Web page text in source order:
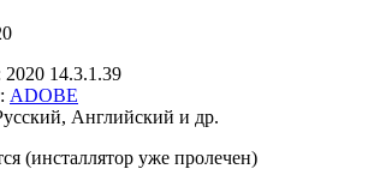
14.3.1.39
ADOBE
Английский и др.
(инсталлятор уже пролечен)